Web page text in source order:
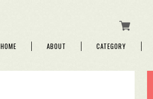
HOME ABOUT CATEGORY